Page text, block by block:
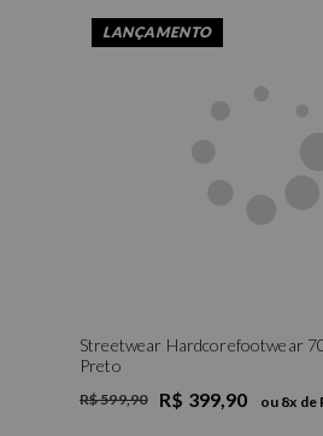
LANÇAMENTO
Streetwear Hardcorefootwear
Preto
R$ 599,90 R$ 399,90 ou 8x de